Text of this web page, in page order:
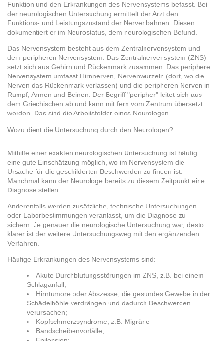
Funktion und den Erkrankungen des Nervensystems befasst. Bei
der neurologischen Untersuchung ermittelt der Arzt den
Funktions- und Leistungszustand der Nervenbahnen. Diesen
dokumentiert er im Neurostatus, dem neurologischen Befund.
Das Nervensystem besteht aus dem Zentralnervensystem und
dem peripheren Nervensystem. Das Zentralnervensystem (ZNS)
setzt sich aus Gehirn und Rückenmark zusammen. Das periphere
Nervensystem umfasst Hirnnerven, Nervenwurzeln (dort, wo die
Nerven das Rückenmark verlassen) und die peripheren Nerven in
Rumpf, Armen und Beinen. Der Begriff "peripher" leitet sich aus
dem Griechischen ab und kann mit fern vom Zentrum übersetzt
werden. Das sind die Arbeitsfelder eines Neurologen.
Wozu dient die Untersuchung durch den Neurologen?
Mithilfe einer exakten neurologischen Untersuchung ist häufig
eine gute Einschätzung möglich, wo im Nervensystem die
Ursache für die geschilderten Beschwerden zu finden ist.
Manchmal kann der Neurologe bereits zu diesem Zeitpunkt eine
Diagnose stellen.
Anderenfalls werden zusätzliche, technische Untersuchungen
oder Laborbestimmungen veranlasst, um die Diagnose zu
sichern. Je genauer die neurologische Untersuchung war, desto
klarer ist der weitere Untersuchungsweg mit den ergänzenden
Verfahren.
Häufige Erkrankungen des Nervensystems sind:
Akute Durchblutungsstörungen im ZNS, z.B. bei einem
Schlaganfall;
Hirntumore oder Abszesse, die gesundes Gewebe in der
Schädelhöhle verdrängen und dadurch Beschwerden
verursachen;
Kopfschmerzsyndrome, z.B. Migräne
Bandscheibenvorfälle;